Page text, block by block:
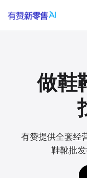
做鞋
有赞提供全套经
鞋靴批